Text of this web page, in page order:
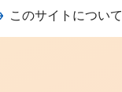
このサイトについて